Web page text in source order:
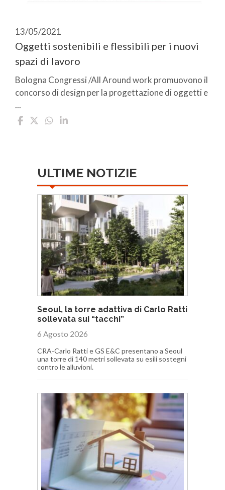
13/05/2021
Oggetti sostenibili e flessibili per i nuovi
spazi di lavoro
Bologna Congressi /All Around work promuovono il
concorso di design per la progettazione di oggetti e
...
ULTIME NOTIZIE
Seoul, la torre adattiva di Carlo Ratti
sollevata sui “tacchi”
6 Agosto 2026
CRA-Carlo Ratti e GS E&C presentano a Seoul
una torre di 140 metri sollevata su esili sostegni
contro le alluvioni.